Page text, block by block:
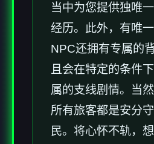
当中为您提供独唯
经历。此外，有唯
NPC还拥有专属的
且会在特定的条件
属的支线剧情。当
所有旅客都是安分
民。将心怀不轨，